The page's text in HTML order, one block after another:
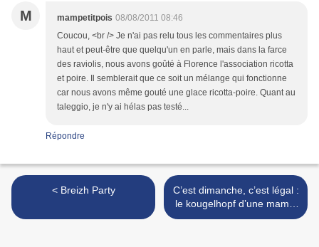
M mampetitpois 08/08/2011 08:46
Coucou, <br /> Je n'ai pas relu tous les commentaires plus
haut et peut-être que quelqu'un en parle, mais dans la farce
des raviolis, nous avons goûté à Florence l'association ricotta
et poire. Il semblerait que ce soit un mélange qui fonctionne
car nous avons même gouté une glace ricotta-poire. Quant au
taleggio, je n'y ai hélas pas testé...
Répondre
< Breizh Party
C’est dimanche, c’est légal :
le kougelhopf d’une mamie
alsacienne >